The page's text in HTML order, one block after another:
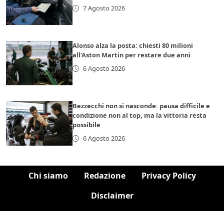
7 Agosto 2026
Alonso alza la posta: chiesti 80 milioni
all’Aston Martin per restare due anni
6 Agosto 2026
Bezzecchi non si nasconde: pausa difficile e
condizione non al top, ma la vittoria resta
possibile
6 Agosto 2026
Chi siamo Redazione
Privacy Policy
Disclaimer